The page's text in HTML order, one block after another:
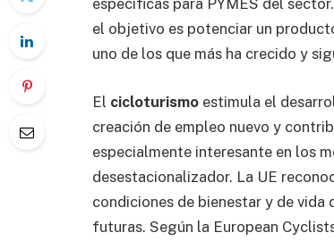
el objetivo es potenciar un
uno de los que más ha crecido y
El cicloturismo estimula el
creación de empleo nuevo y
especialmente interesante en los
desestacionalizador. La UE
condiciones de bienestar y de vida
futuras. Según la European